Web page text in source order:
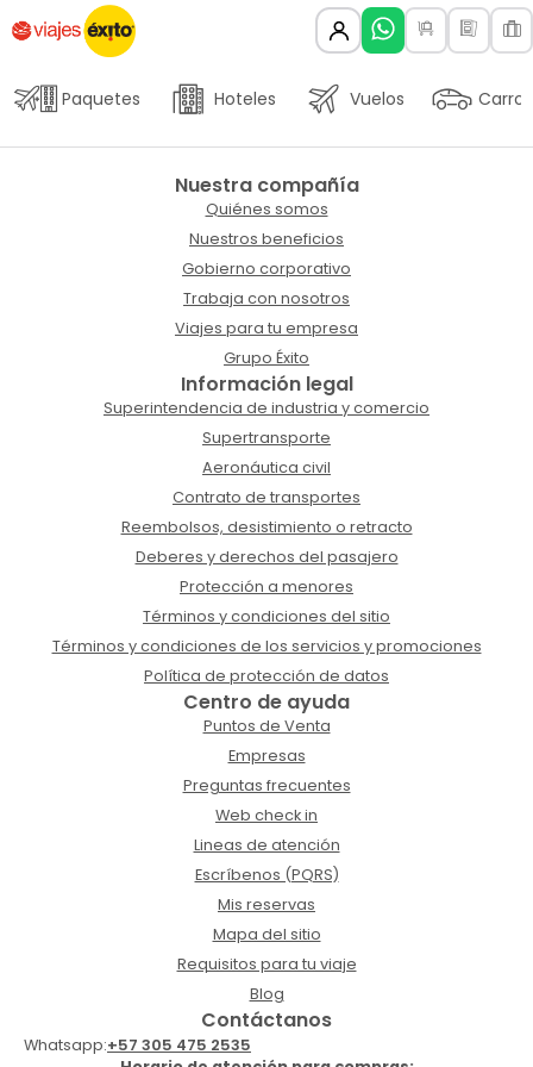
Paquetes Hoteles Vuelos Carros
Nuestra compañía
Quiénes somos
Nuestros beneficios
Gobierno corporativo
Trabaja con nosotros
Viajes para tu empresa
Grupo Éxito
Información legal
Superintendencia de industria y comercio
Supertransporte
Aeronáutica civil
Contrato de transportes
Reembolsos, desistimiento o retracto
Deberes y derechos del pasajero
Protección a menores
Términos y condiciones del sitio
Términos y condiciones de los servicios y promociones
Política de protección de datos
Centro de ayuda
Puntos de Venta
Empresas
Preguntas frecuentes
Web check in
Lineas de atención
Escríbenos (PQRS)
Mis reservas
Mapa del sitio
Requisitos para tu viaje
Blog
Contáctanos
Whatsapp:+57 305 475 2535